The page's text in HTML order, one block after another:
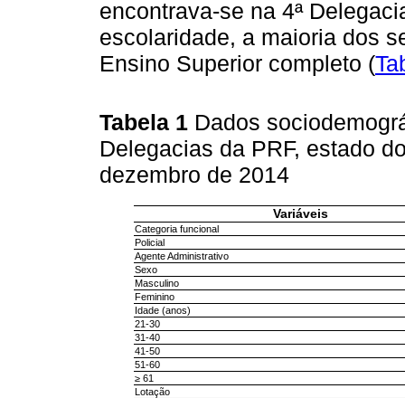
encontrava-se na 4ª
escolaridade, a maioria dos
Ensino Superior completo (
Tabela 1 Dados
Delegacias da PRF, estado
dezembro de 2014
Variáveis
Categoria funcional
Policial
Agente Administrativo
Sexo
Masculino
Feminino
Idade (anos)
21-30
31-40
41-50
51-60
≥ 61
Lotação